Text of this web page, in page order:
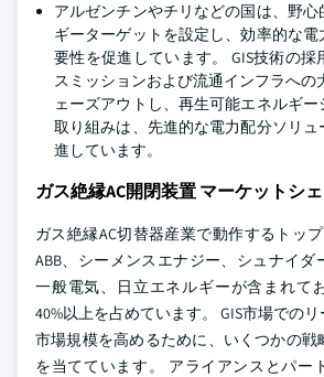
アルゼンチンやチリなどの国は、野
ギーターゲットを設定し、効率的な
要性を促進しています。 GIS技術の
スミッションおよび流通インフラへの
ェーズアウトし、再生可能エネルギ
取り組みは、先進的な電力配分ソリ
進しています。
ガス絶縁AC開閉装置 マーケットシ
ガス絶縁AC切替器産業で動作するトップ
ABB、シーメンスエナジー、シュナイダ
一般電気、日立エネルギーが含まれて
40%以上を占めています。 GIS市場でのリ
市場規模を高めるために、いくつかの戦
を当てています。 アライアンスとパー